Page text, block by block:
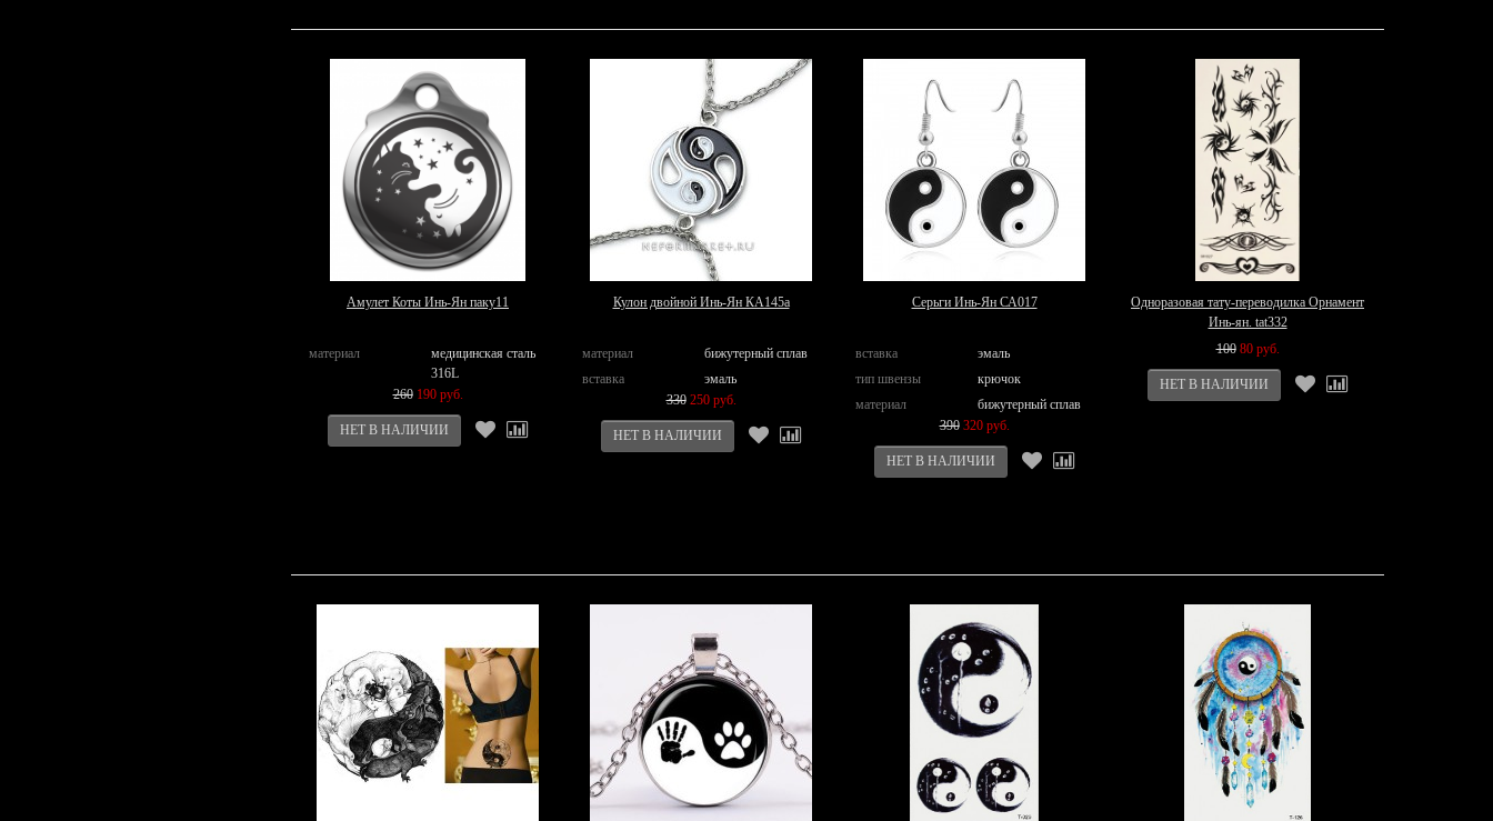
Амулет Коты Инь-Ян паку11
материал
медицинская сталь
316L
260 190 руб.
Кулон двойной Инь-Ян КА145а
материал
бижутерный сплав
вставка
эмаль
330 250 руб.
Серьги Инь-Ян СА017
вставка
эмаль
тип швензы
крючок
материал
бижутерный сплав
390 320 руб.
Одноразовая тату-переводилка Орнамент
Инь-ян. tat332
100 80 руб.